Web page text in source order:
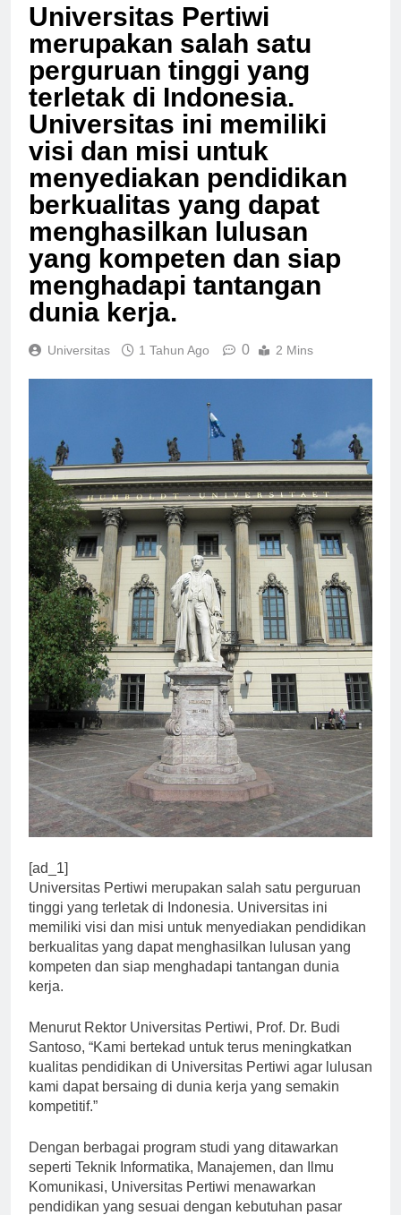
Universitas Pertiwi
merupakan salah satu
perguruan tinggi yang
terletak di Indonesia.
Universitas ini memiliki
visi dan misi untuk
menyediakan pendidikan
berkualitas yang dapat
menghasilkan lulusan
yang kompeten dan siap
menghadapi tantangan
dunia kerja.
Universitas 1 Tahun Ago 0 2 Mins
[ad_1]
Universitas Pertiwi merupakan salah satu perguruan
tinggi yang terletak di Indonesia. Universitas ini
memiliki visi dan misi untuk menyediakan pendidikan
berkualitas yang dapat menghasilkan lulusan yang
kompeten dan siap menghadapi tantangan dunia
kerja.
Menurut Rektor Universitas Pertiwi, Prof. Dr. Budi
Santoso, “Kami bertekad untuk terus meningkatkan
kualitas pendidikan di Universitas Pertiwi agar lulusan
kami dapat bersaing di dunia kerja yang semakin
kompetitif.”
Dengan berbagai program studi yang ditawarkan
seperti Teknik Informatika, Manajemen, dan Ilmu
Komunikasi, Universitas Pertiwi menawarkan
pendidikan yang sesuai dengan kebutuhan pasar